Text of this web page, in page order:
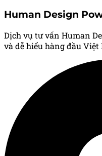
Human Design
Dịch vụ tư vấn Human
và dễ hiểu hàng đầu Việt